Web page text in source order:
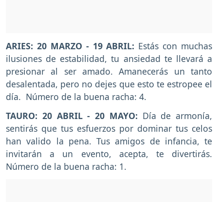
ARIES: 20 MARZO - 19 ABRIL: Estás con muchas
ilusiones de estabilidad, tu ansiedad te llevará a
presionar al ser amado. Amanecerás un tanto
desalentada, pero no dejes que esto te estropee el
día. Número de la buena racha: 4.
TAURO: 20 ABRIL - 20 MAYO: Día de armonía,
sentirás que tus esfuerzos por dominar tus celos
han valido la pena. Tus amigos de infancia, te
invitarán a un evento, acepta, te divertirás.
Número de la buena racha: 1.